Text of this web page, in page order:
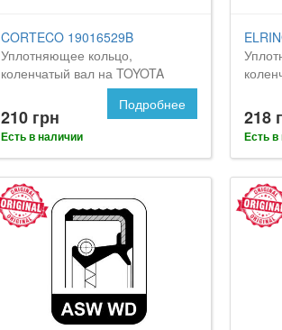
CORTECO 19016529B
Уплотняющее кольцо,
коленчатый вал на TOYOTA
210 грн
Есть в наличии
Подробнее
218
Есть в